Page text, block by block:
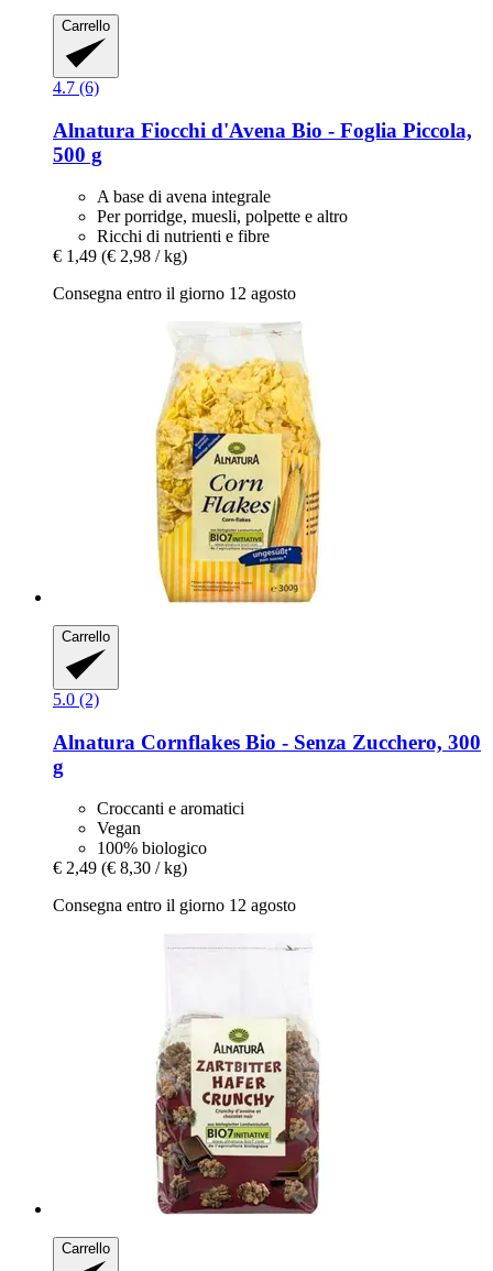
Carrello
4.7 (6)
Alnatura Fiocchi d'Avena Bio -​ Foglia Piccola,
500 g
A base di avena integrale
Per porridge, muesli, polpette e altro
Ricchi di nutrienti e fibre
€ 1,49 (€ 2,98 / kg)
Consegna entro il giorno 12 agosto
Carrello
5.0 (2)
Alnatura Cornflakes Bio -​ Senza Zucchero, 300
g
Croccanti e aromatici
Vegan
100% biologico
€ 2,49 (€ 8,30 / kg)
Consegna entro il giorno 12 agosto
Carrello